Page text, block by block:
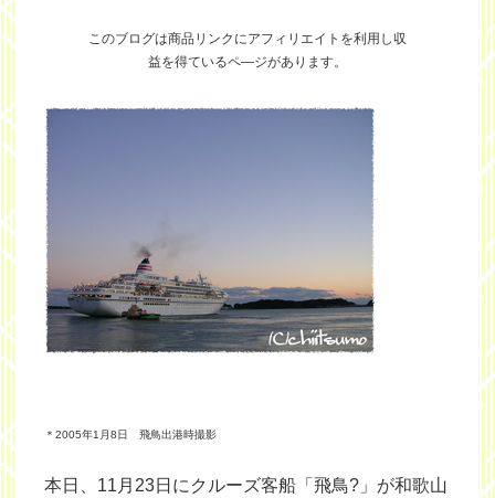
このブログは商品リンクにアフィリエイトを利用し収
益を得ているペ―ジがあります。
＊2005年1月8日 飛鳥出港時撮影
本日、11月23日にクルーズ客船「飛鳥?」が和歌山